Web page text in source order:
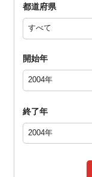
都道府県
開始年
終了年